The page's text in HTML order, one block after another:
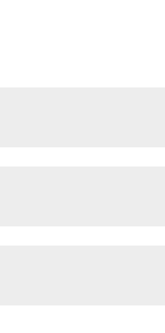
öneri formunu